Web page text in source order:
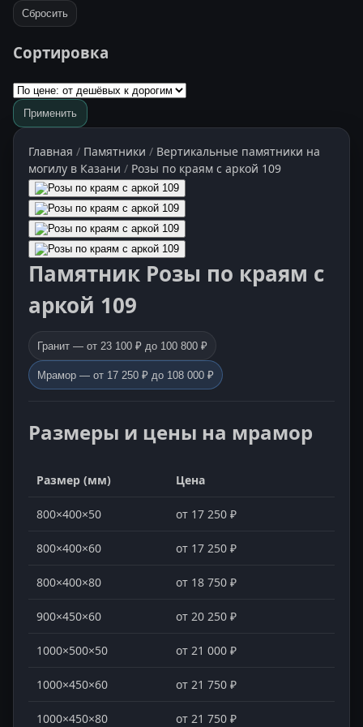
Сбросить
Сортировка
Применить
Главная / Памятники / Вертикальные памятники на
могилу в Казани / Розы по краям с аркой 109
Памятник Розы по краям с
аркой 109
Гранит — от 23 100 ₽ до 100 800 ₽
Мрамор — от 17 250 ₽ до 108 000 ₽
Размеры и цены на мрамор
Размер (мм) Цена
800×400×50 от 17 250 ₽
800×400×60 от 17 250 ₽
800×400×80 от 18 750 ₽
900×450×60 от 20 250 ₽
1000×500×50 от 21 000 ₽
1000×450×60 от 21 750 ₽
1000×450×80 от 21 750 ₽